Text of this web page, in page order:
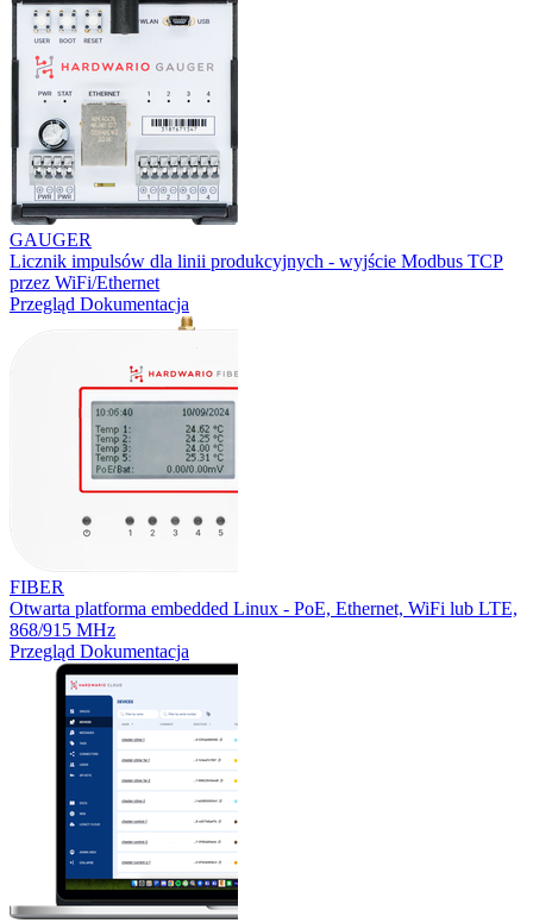
GAUGER
Licznik impulsów dla linii produkcyjnych - wyjście Modbus TCP
przez WiFi/Ethernet
Przegląd Dokumentacja
FIBER
Otwarta platforma embedded Linux - PoE, Ethernet, WiFi lub LTE,
868/915 MHz
Przegląd Dokumentacja